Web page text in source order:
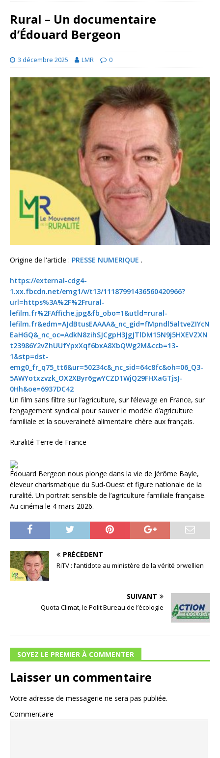
Rural – Un documentaire
d’Édouard Bergeon
3 décembre 2025 LMR 0
Origine de l'article : PRESSE NUMERIQUE .
https://external-cdg4-
1.xx.fbcdn.net/emg1/v/t13/11187991436560420966?
url=https%3A%2F%2Frural-
lefilm.fr%2FAffiche.jpg&fb_obo=1&utld=rural-
lefilm.fr&edm=AJdBtusEAAAA&_nc_gid=fMpndl5altveZIYcN
EaHGQ&_nc_oc=AdkN8zihSJCgpH3JgJTlDM15N9j5HXEVZXN
t23986Y2vZhUUfYpxXqf6bxA8XbQWg2M&ccb=13-
1&stp=dst-
emg0_fr_q75_tt6&ur=50234c&_nc_sid=64c8fc&oh=06_Q3-
5AWYotxzvzk_OX2XByr6gwYCZD1WjQ29FHXaGTjsJ-
0Hh&oe=6937DC42
Un film sans filtre sur l’agriculture, sur l’élevage en France, sur
l’engagement syndical pour sauver le modèle d’agriculture
familiale et la souveraineté alimentaire chère aux français.
Ruralité Terre de France
Édouard Bergeon nous plonge dans la vie de Jérôme Bayle,
éleveur charismatique du Sud-Ouest et figure nationale de la
ruralité. Un portrait sensible de l’agriculture familiale française.
Au cinéma le 4 mars 2026.
PRÉCÉDENT
RiTV : l’antidote au ministère de la vérité orwellien
SUIVANT
Quota Climat, le Polit Bureau de l’écologie
SOYEZ LE PREMIER À COMMENTER
Laisser un commentaire
Votre adresse de messagerie ne sera pas publiée.
Commentaire